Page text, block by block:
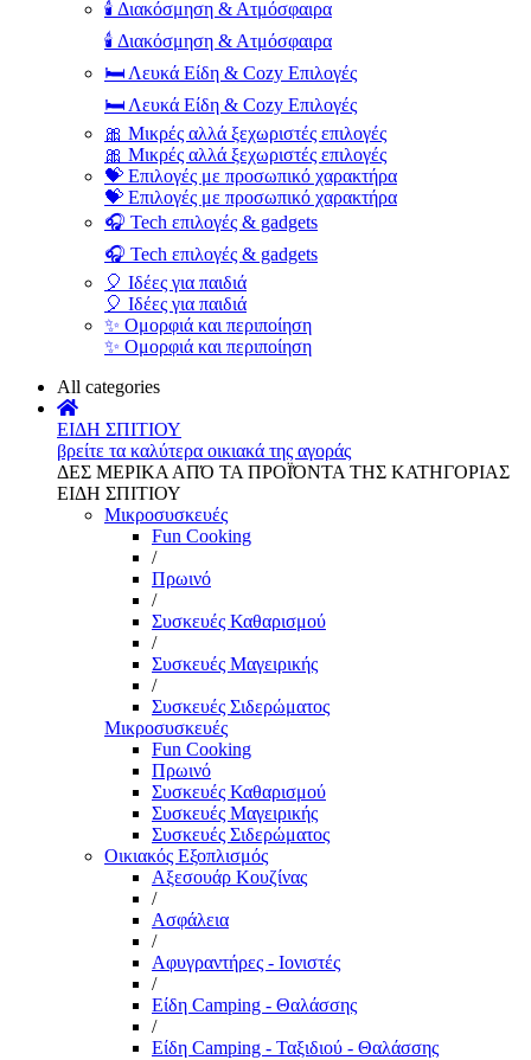
🕯️ Διακόσμηση & Ατμόσφαιρα
🕯️ Διακόσμηση & Ατμόσφαιρα
🛏️ Λευκά Είδη & Cozy Επιλογές
🛏️ Λευκά Είδη & Cozy Επιλογές
🎀 Μικρές αλλά ξεχωριστές επιλογές
🎀 Μικρές αλλά ξεχωριστές επιλογές
💝 Επιλογές με προσωπικό χαρακτήρα
💝 Επιλογές με προσωπικό χαρακτήρα
🎧 Tech επιλογές & gadgets
🎧 Tech επιλογές & gadgets
🎈 Ιδέες για παιδιά
🎈 Ιδέες για παιδιά
✨ Ομορφιά και περιποίηση
✨ Ομορφιά και περιποίηση
All categories
ΕΙΔΗ ΣΠΙΤΙΟΥ
βρείτε τα καλύτερα οικιακά της αγοράς
ΔΕΣ ΜΕΡΙΚΑ ΑΠΌ ΤΑ ΠΡΟΪΌΝΤΑ ΤΗΣ ΚΑΤΗΓΟΡΙΑΣ
ΕΙΔΗ ΣΠΙΤΙΟΥ
Μικροσυσκευές
Fun Cooking
/
Πρωινό
/
Συσκευές Καθαρισμού
/
Συσκευές Μαγειρικής
/
Συσκευές Σιδερώματος
Μικροσυσκευές
Fun Cooking
Πρωινό
Συσκευές Καθαρισμού
Συσκευές Μαγειρικής
Συσκευές Σιδερώματος
Οικιακός Εξοπλισμός
Αξεσουάρ Κουζίνας
/
Ασφάλεια
/
Αφυγραντήρες - Ιονιστές
/
Είδη Camping - Θαλάσσης
/
Είδη Camping - Ταξιδιού - Θαλάσσης